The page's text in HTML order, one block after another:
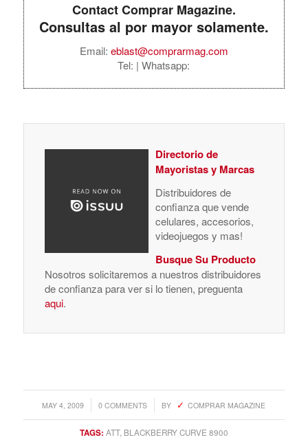
Contact Comprar Magazine.
Consultas al por mayor solamente.
Email: eblast@comprarmag.com
Tel: | Whatsapp:
Directorio de
Mayoristas y Marcas
Distribuidores de
confianza que vende
celulares, accesorios,
videojuegos y mas!
Busque Su Producto
Nosotros solicitaremos a nuestros distribuidores
de confianza para ver si lo tienen, preguenta
aqui.
MAY 4, 2009
/ 0 COMMENTS
/ BY COMPRAR MAGAZINE
TAGS: ATT, BLACKBERRY CURVE 8900